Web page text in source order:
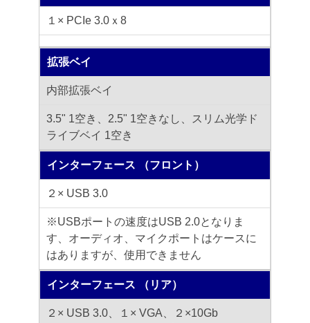
１× PCIe 3.0ｘ8
拡張ベイ
内部拡張ベイ
3.5" 1空き、2.5" 1空きなし、スリム光学ド
ライブベイ 1空き
インターフェース （フロント）
２× USB 3.0
※USBポートの速度はUSB 2.0となりま
す、オーディオ、マイクポートはケースに
はありますが、使用できません
インターフェース （リア）
２× USB 3.0、１× VGA、２×10Gb